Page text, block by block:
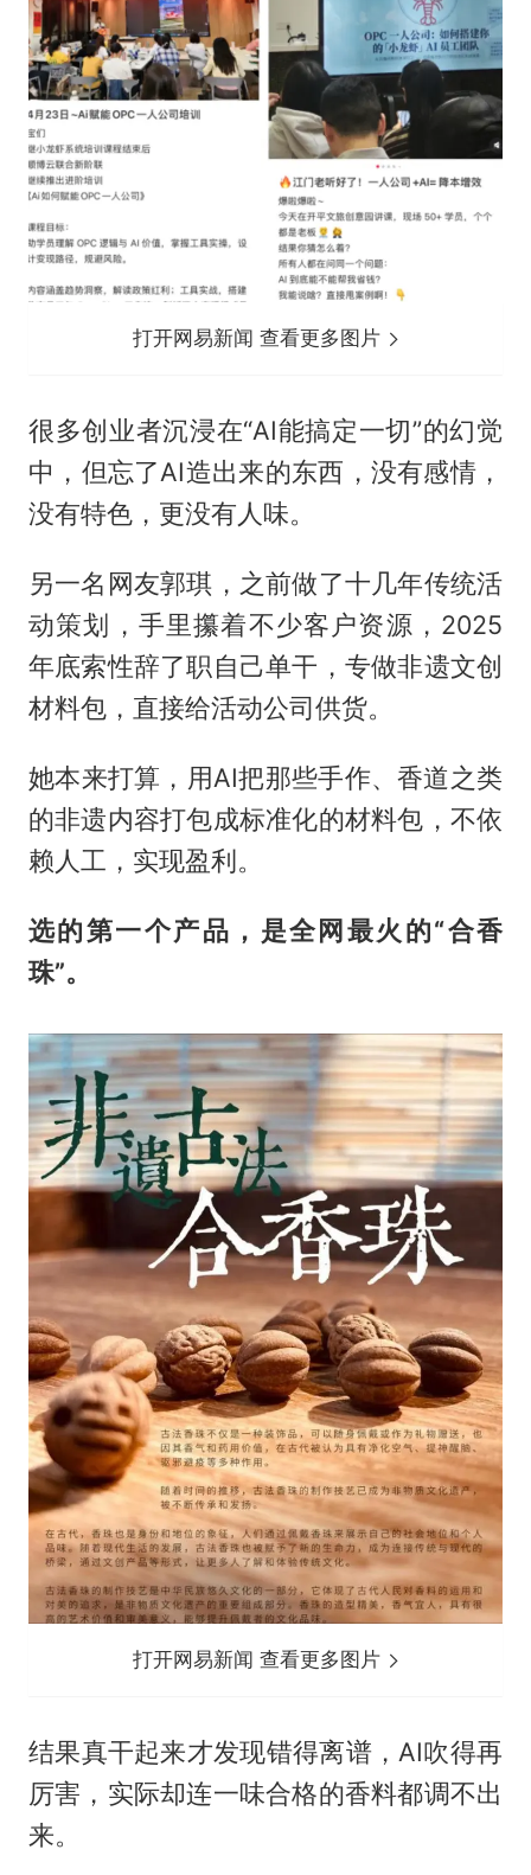
打开网易新闻 查看更多图片
很多创业者沉浸在“AI能搞定一切”的幻觉
中，但忘了AI造出来的东西，没有感情，
没有特色，更没有人味。
另一名网友郭琪，之前做了十几年传统活
动策划，手里攥着不少客户资源，2025
年底索性辞了职自己单干，专做非遗文创
材料包，直接给活动公司供货。
她本来打算，用AI把那些手作、香道之类
的非遗内容打包成标准化的材料包，不依
赖人工，实现盈利。
选的第一个产品，是全网最火的“合香
珠”。
打开网易新闻 查看更多图片
结果真干起来才发现错得离谱，AI吹得再
厉害，实际却连一味合格的香料都调不出
来。